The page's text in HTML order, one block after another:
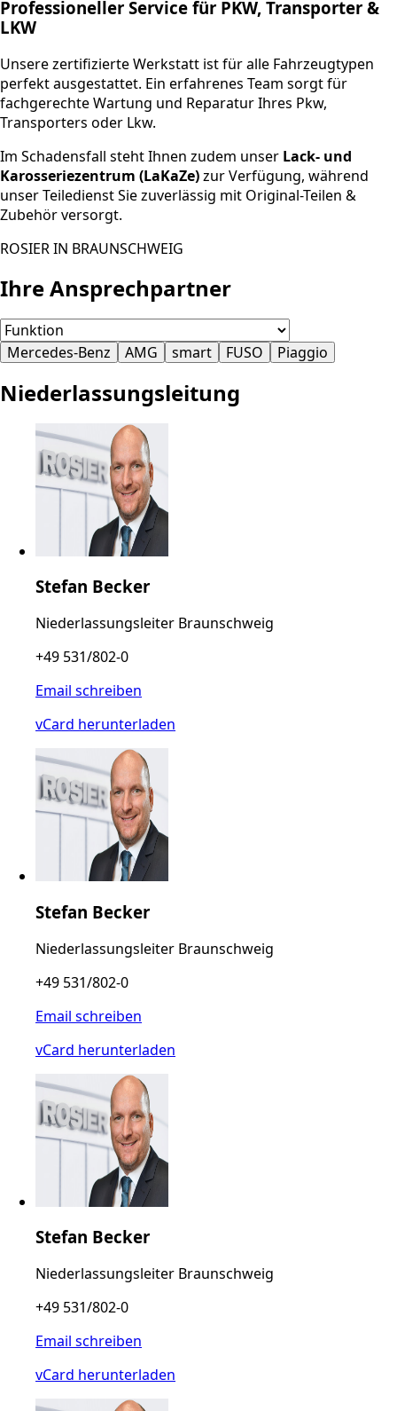
Professioneller Service für PKW, Transporter &
LKW
Unsere zertifizierte Werkstatt ist für alle Fahrzeugtypen
perfekt ausgestattet. Ein erfahrenes Team sorgt für
fachgerechte Wartung und Reparatur Ihres Pkw,
Transporters oder Lkw.
Im Schadensfall steht Ihnen zudem unser Lack- und
Karosseriezentrum (LaKaZe)zur Verfügung, während
unser Teiledienst Sie zuverlässig mit Original-Teilen &
Zubehör versorgt.
ROSIER IN BRAUNSCHWEIG
Ihre Ansprechpartner
Mercedes-Benz AMG smart FUSO Piaggio
Niederlassungsleitung
Stefan Becker
Niederlassungsleiter Braunschweig
+49 531/802-0
Email schreiben
vCard herunterladen
Stefan Becker
Niederlassungsleiter Braunschweig
+49 531/802-0
Email schreiben
vCard herunterladen
Stefan Becker
Niederlassungsleiter Braunschweig
+49 531/802-0
Email schreiben
vCard herunterladen